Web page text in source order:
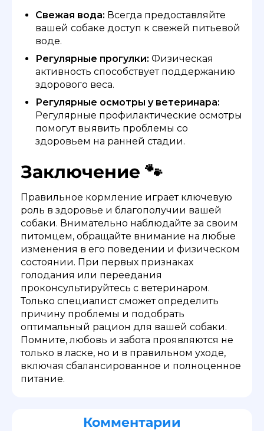
Свежая вода: Всегда предоставляйте
вашей собаке доступ к свежей питьевой
воде.
Регулярные прогулки: Физическая
активность способствует поддержанию
здорового веса.
Регулярные осмотры у ветеринара:
Регулярные профилактические осмотры
помогут выявить проблемы со
здоровьем на ранней стадии.
Заключение 🐾
Правильное кормление играет ключевую
роль в здоровье и благополучии вашей
собаки. Внимательно наблюдайте за своим
питомцем, обращайте внимание на любые
изменения в его поведении и физическом
состоянии. При первых признаках
голодания или переедания
проконсультируйтесь с ветеринаром.
Только специалист сможет определить
причину проблемы и подобрать
оптимальный рацион для вашей собаки.
Помните, любовь и забота проявляются не
только в ласке, но и в правильном уходе,
включая сбалансированное и полноценное
питание.
Комментарии